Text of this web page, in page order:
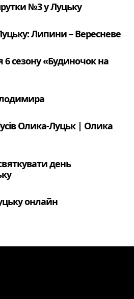
№3 у Луцьку
Липини – Вересневе
6 сезону «Будиночок на
Олика-Луцьк | Олика
день
онлайн